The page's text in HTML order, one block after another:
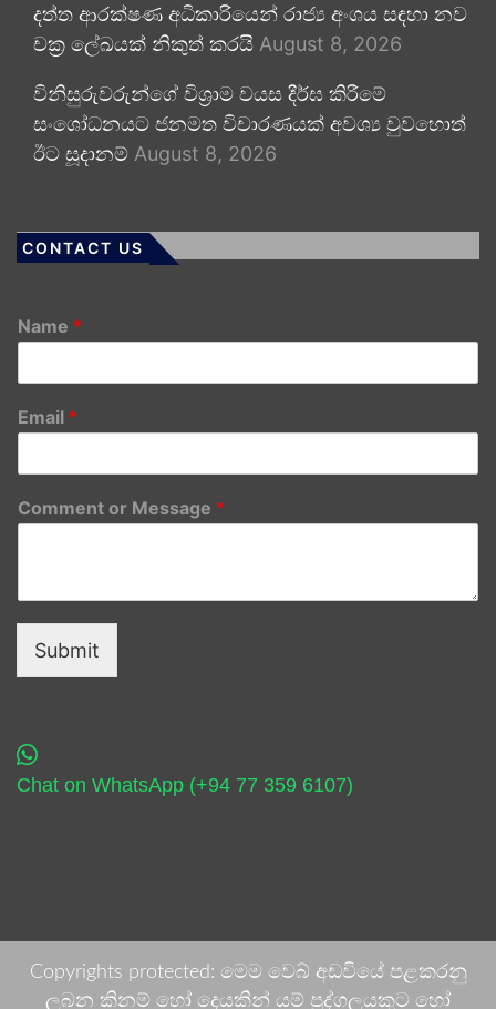
දත්ත ආරක්ෂණ අධිකාරියෙන් රාජ්‍ය අංශය සඳහා නව
චක්‍ර ලේඛයක් නිකුත් කරයි August 8, 2026
විනිසුරුවරුන්ගේ විශ්‍රාම වයස දීර්ඝ කිරීමේ
සංශෝධනයට ජනමත විචාරණයක් අවශ්‍ය වුවහොත්
ඊට සූදානම් August 8, 2026
CONTACT US
Name *
Email *
Comment or Message *
Submit
Chat on WhatsApp (+94 77 359 6107)
Copyrights protected: මෙම වෙබ් අඩවියේ පළකරනු
ලබන කිනම් හෝ දෙයකින් යම් පුද්ගලයකුට හෝ